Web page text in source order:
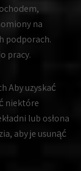
na
podporach.
pracy.
Aby uzyskać
niektóre
lub osłona
aby je usunąć